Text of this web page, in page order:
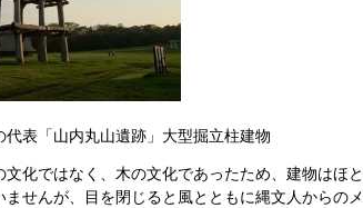
代表「山内丸山遺跡」大型掘立柱建物
化ではなく、木の文化であったため、建物はほと
せんが、目を閉じると風とともに縄文人からのメ